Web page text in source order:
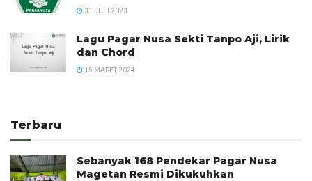
31 JULI 2023
Lagu Pagar Nusa Sekti Tanpo Aji, Lirik
dan Chord
15 MARET 2024
Terbaru
Sebanyak 168 Pendekar Pagar Nusa
Magetan Resmi Dikukuhkan